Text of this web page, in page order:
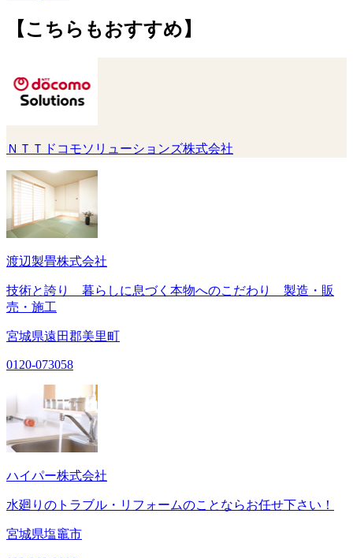
【こちらもおすすめ】
ＮＴＴドコモソリューションズ株式会社
渡辺製畳株式会社
技術と誇り 暮らしに息づく本物へのこだわり 製造・販
売・施工
宮城県遠田郡美里町
0120-073058
ハイパー株式会社
水廻りのトラブル・リフォームのことならお任せ下さい！
宮城県塩竈市